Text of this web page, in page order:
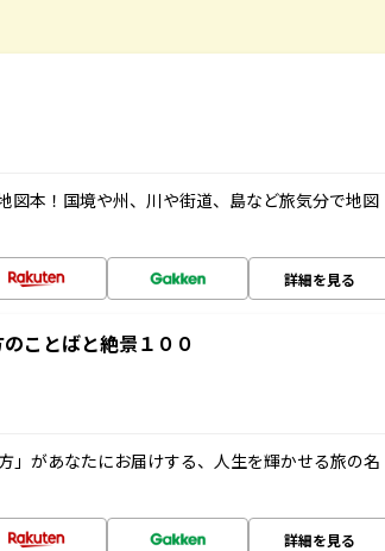
図本！国境や州、川や街道、島など旅気分で地図
詳細を見る
ことばと絶景１００
」があなたにお届けする、人生を輝かせる旅の名
詳細を見る